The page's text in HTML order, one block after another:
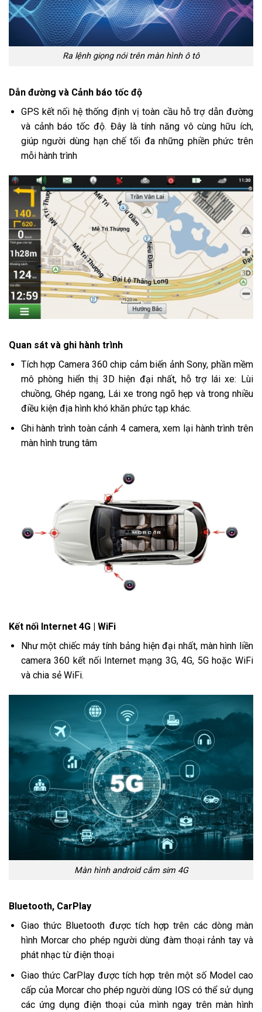
Ra lệnh giọng nói trên màn hình ô tô
Dẫn đường và Cảnh báo tốc độ
GPS kết nối hệ thống định vị toàn cầu hỗ trợ dẫn đường
và cảnh báo tốc độ. Đây là tính năng vô cùng hữu ích,
giúp người dùng hạn chế tối đa những phiền phức trên
mỗi hành trình
Quan sát và ghi hành trình
Tích hợp Camera 360 chip cảm biến ảnh Sony, phần mềm
mô phòng hiển thị 3D hiện đại nhất, hỗ trợ lái xe: Lùi
chuồng, Ghép ngang, Lái xe trong ngõ hẹp và trong nhiều
điều kiện địa hình khó khăn phức tạp khác.
Ghi hành trình toàn cảnh 4 camera, xem lại hành trình trên
màn hình trung tâm
Kết nối Internet 4G | WiFi
Như một chiếc máy tính bảng hiện đại nhất, màn hình liền
camera 360 kết nối Internet mạng 3G, 4G, 5G hoặc WiFi
và chia sẻ WiFi.
Màn hình android cắm sim 4G
Bluetooth, CarPlay
Giao thức Bluetooth được tích hợp trên các dòng màn
hình Morcar cho phép người dùng đàm thoại rảnh tay và
phát nhạc từ điện thoại
Giao thức CarPlay được tích hợp trên một số Model cao
cấp của Morcar cho phép người dùng IOS có thể sử dụng
các ứng dụng điện thoại của mình ngay trên màn hình